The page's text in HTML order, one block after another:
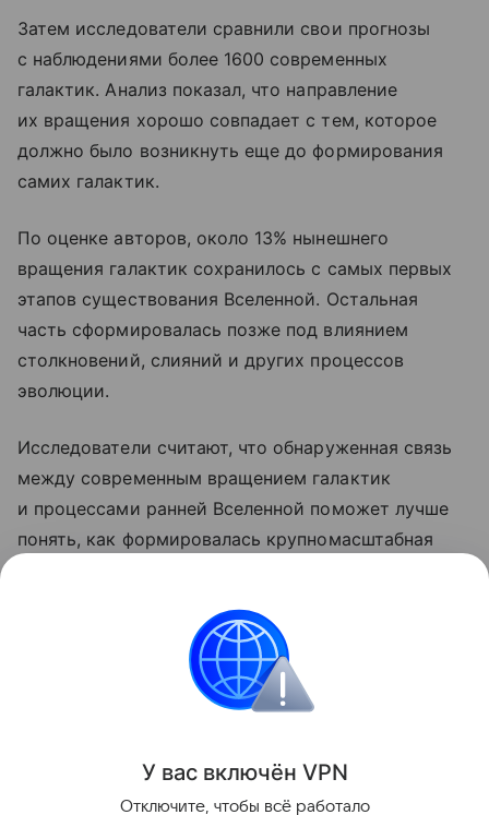
Затем исследователи сравнили свои прогнозы
с наблюдениями более 1600 современных
галактик. Анализ показал, что направление
их вращения хорошо совпадает с тем, которое
должно было возникнуть еще до формирования
самих галактик.
По оценке авторов, около 13% нынешнего
вращения галактик сохранилось с самых первых
этапов существования Вселенной. Остальная
часть сформировалась позже под влиянием
столкновений, слияний и других процессов
эволюции.
Исследователи считают, что обнаруженная связь
между современным вращением галактик
и процессами ранней Вселенной поможет лучше
понять, как формировалась крупномасштабная
компонентов Вселенной.
Поделиться
У вас включён VPN
Отключите, чтобы всё работало